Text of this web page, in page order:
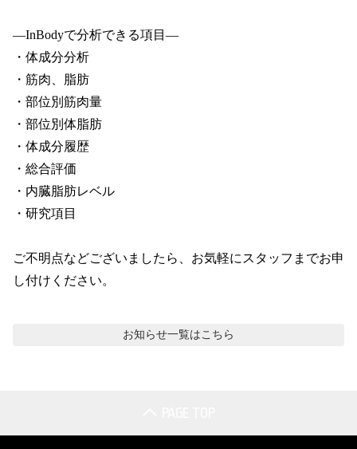
―InBodyで分析できる項目―
・体成分分析
・筋肉、脂肪
・部位別筋肉量
・部位別体脂肪
・体成分履歴
・総合評価
・内臓脂肪レベル
・研究項目
ご不明点などございましたら、お気軽にスタッフまでお申
し付けください。
お知らせ一覧はこちら